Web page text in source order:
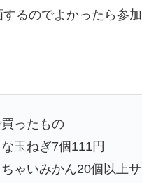
るのでよかったら参
ったもの
玉ねぎ7個111円
ゃいみかん20個以上